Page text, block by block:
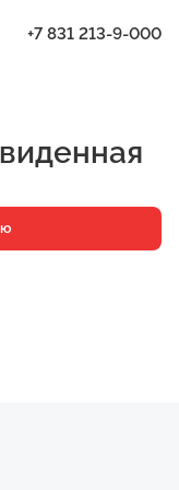
+7 831 213-9-000